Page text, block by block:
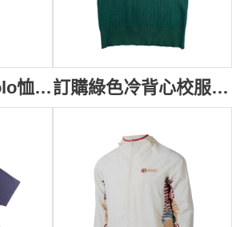
製造藍色短袖Polo恤 訂做衫側撞色三粒鈕扣校服 繡花LOGO校服 SU325 訂購綠色冷背心校服 訂做V領繡花LOGO 中小學校服 校服供應商 秋冬 校服 SU323